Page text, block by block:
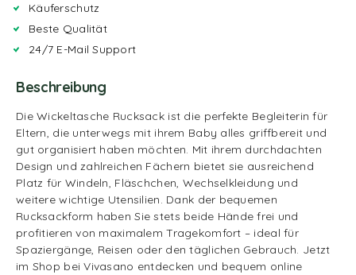
Käuferschutz
Beste Qualität
24/7 E-Mail Support
Beschreibung
Die Wickeltasche Rucksack ist die perfekte Begleiterin für
Eltern, die unterwegs mit ihrem Baby alles griffbereit und
gut organisiert haben möchten. Mit ihrem durchdachten
Design und zahlreichen Fächern bietet sie ausreichend
Platz für Windeln, Fläschchen, Wechselkleidung und
weitere wichtige Utensilien. Dank der bequemen
Rucksackform haben Sie stets beide Hände frei und
profitieren von maximalem Tragekomfort – ideal für
Spaziergänge, Reisen oder den täglichen Gebrauch. Jetzt
im Shop bei Vivasano entdecken und bequem online